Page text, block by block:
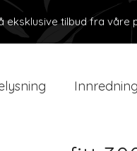
eksklusive tilbud fra våre
Innredning